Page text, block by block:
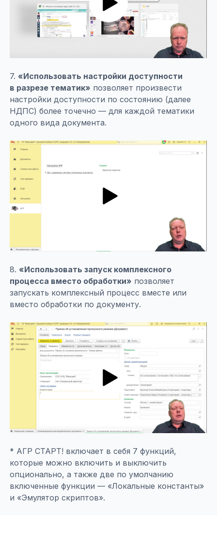
7. «Использовать настройки доступности
в разрезе тематик» позволяет произвести
настройки доступности по состоянию (далее
НДПС) более точечно — для каждой тематики
одного вида документа.
8. «Использовать запуск комплексного
процесса вместо обработки» позволяет
запускать комплексный процесс вместе или
вместо обработки по документу.
* АГР СТАРТ! включает в себя 7 функций,
которые можно включить и выключить
опционально, а также две по умолчанию
включенные функции — «Локальные константы»
и «Эмулятор скриптов».